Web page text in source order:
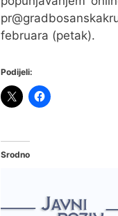
februara (petak).
Podijeli:
Srodno